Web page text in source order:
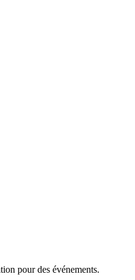
pour des événements.